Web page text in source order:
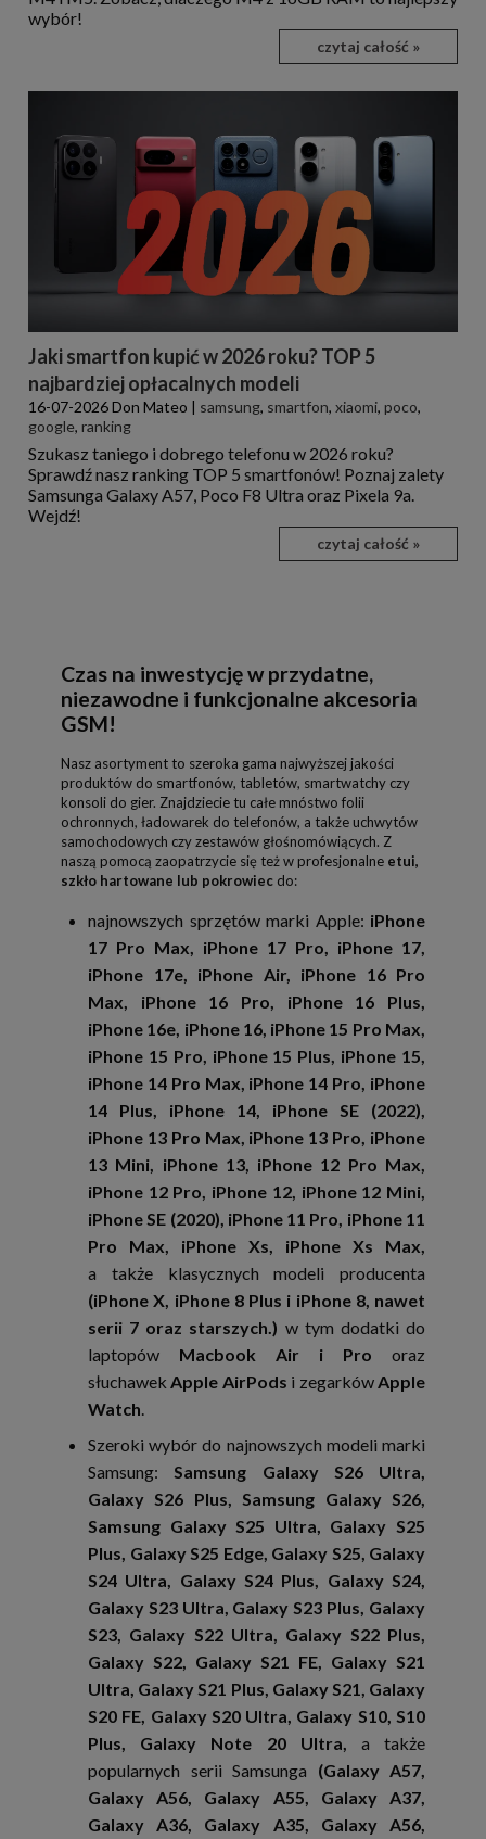
wybór!
czytaj całość »
Jaki smartfon kupić w 2026 roku? TOP 5
najbardziej opłacalnych modeli
16-07-2026Don Mateo samsung, smartfon, xiaomi, poco,
google, ranking
Szukasz taniego i dobrego telefonu w 2026 roku?
Sprawdź nasz ranking TOP 5 smartfonów! Poznaj zalety
Samsunga Galaxy A57, Poco F8 Ultra oraz Pixela 9a.
Wejdź!
czytaj całość »
Czas na inwestycję w przydatne,
niezawodne i funkcjonalne akcesoria
GSM!
Nasz asortyment to szeroka gama najwyższej jakości
produktów do smartfonów, tabletów, smartwatchy czy
konsoli do gier. Znajdziecie tu całe mnóstwo folii
ochronnych, ładowarek do telefonów, a także uchwytów
samochodowych czy zestawów głośnomówiących. Z
naszą pomocą zaopatrzycie się też w profesjonalne etui,
szkło hartowane lub pokrowiec do:
najnowszych sprzętów marki Apple: iPhone
17 Pro Max, iPhone 17 Pro, iPhone 17,
iPhone 17e,
iPhone Air, iPhone 16 Pro
Max, iPhone 16 Pro, iPhone 16 Plus,
iPhone 16e, iPhone 16, iPhone 15 Pro Max,
iPhone 15 Pro, iPhone 15 Plus, iPhone 15,
iPhone 14 Pro Max, iPhone 14 Pro, iPhone
14 Plus, iPhone 14, iPhone SE (2022),
iPhone 13 Pro Max, iPhone 13 Pro, iPhone
13 Mini, iPhone 13, iPhone 12 Pro Max,
iPhone 12 Pro, iPhone 12, iPhone 12 Mini,
iPhone SE (2020), iPhone 11 Pro, iPhone 11
Pro Max, iPhone Xs, iPhone Xs Max,
a także klasycznych modeli producenta
(iPhone X, iPhone 8 Plus i iPhone 8, nawet
serii 7 oraz starszych.) w tym dodatki do
laptopów Macbook Air i Pro oraz
słuchawek Apple AirPods i zegarków Apple
Watch
Szeroki wybór do najnowszych modeli marki
Samsung: Samsung Galaxy S26 Ultra,
Galaxy S26 Plus, Samsung Galaxy S26,
Samsung Galaxy S25 Ultra, Galaxy S25
Plus, Galaxy S25 Edge, Galaxy S25, Galaxy
S24 Ultra, Galaxy S24 Plus, Galaxy S24,
Galaxy S23 Ultra, Galaxy S23 Plus, Galaxy
S23, Galaxy S22 Ultra, Galaxy S22 Plus,
Galaxy S22, Galaxy S21 FE, Galaxy S21
Ultra, Galaxy S21 Plus, Galaxy S21, Galaxy
S20 FE, Galaxy S20 Ultra, Galaxy S10, S10
Plus, Galaxy Note 20 Ultra,
a także
popularnych serii Samsunga (Galaxy A57,
Galaxy A56, Galaxy A55, Galaxy A37,
Galaxy A36, Galaxy A35, Galaxy A56,